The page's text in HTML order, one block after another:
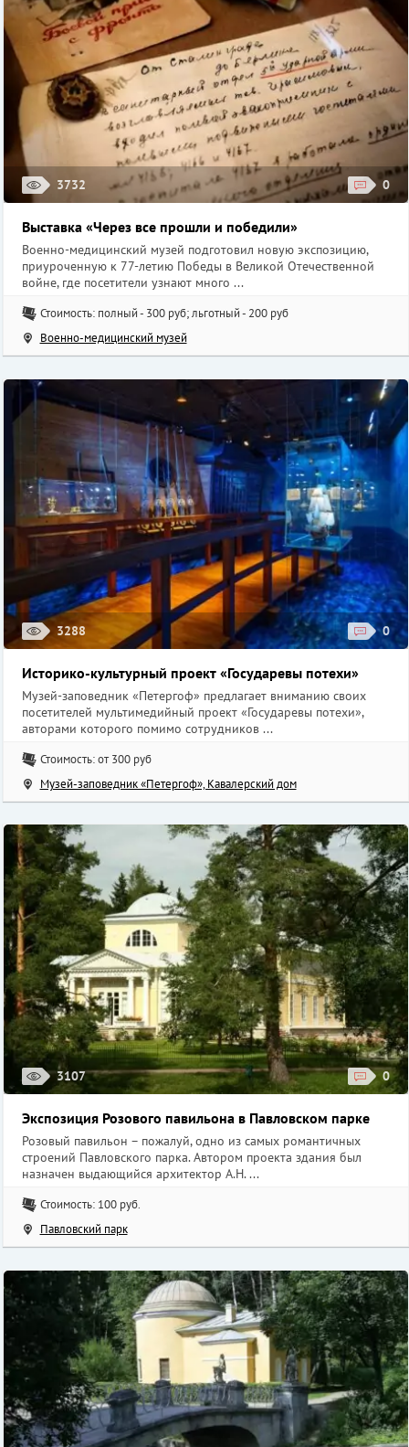
3732 0
Выставка «Через все прошли и победили»
Военно-медицинский музей подготовил новую экспозицию,
приуроченную к 77-летию Победы в Великой Отечественной
войне, где посетители узнают много ...
Стоимость: полный - 300 руб; льготный - 200 руб
Военно-медицинский музей
3288 0
Историко-культурный проект «Государевы потехи»
Музей-заповедник «Петергоф» предлагает вниманию своих
посетителей мультимедийный проект «Государевы потехи»,
авторами которого помимо сотрудников ...
Стоимость: от 300 руб
Музей-заповедник «Петергоф», Кавалерский дом
3107 0
Экспозиция Розового павильона в Павловском парке
Розовый павильон – пожалуй, одно из самых романтичных
строений Павловского парка. Автором проекта здания был
назначен выдающийся архитектор А.Н. ...
Стоимость: 100 руб.
Павловский парк